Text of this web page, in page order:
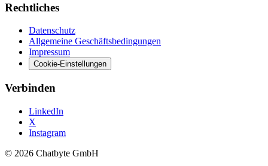
Rechtliches
Datenschutz
Allgemeine Geschäftsbedingungen
Impressum
Cookie-Einstellungen
Verbinden
LinkedIn
X
Instagram
© 2026 Chatbyte GmbH